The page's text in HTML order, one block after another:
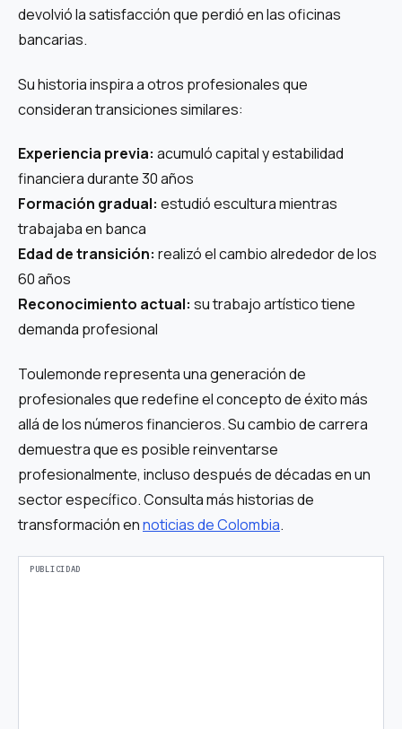
devolvió la satisfacción que perdió en las oficinas
bancarias.
Su historia inspira a otros profesionales que
consideran transiciones similares:
Experiencia previa: acumuló capital y estabilidad
financiera durante 30 años
Formación gradual: estudió escultura mientras
trabajaba en banca
Edad de transición: realizó el cambio alrededor de los
60 años
Reconocimiento actual: su trabajo artístico tiene
demanda profesional
Toulemonde representa una generación de
profesionales que redefine el concepto de éxito más
allá de los números financieros. Su cambio de carrera
demuestra que es posible reinventarse
profesionalmente, incluso después de décadas en un
sector específico. Consulta más historias de
transformación ennoticias de Colombia.